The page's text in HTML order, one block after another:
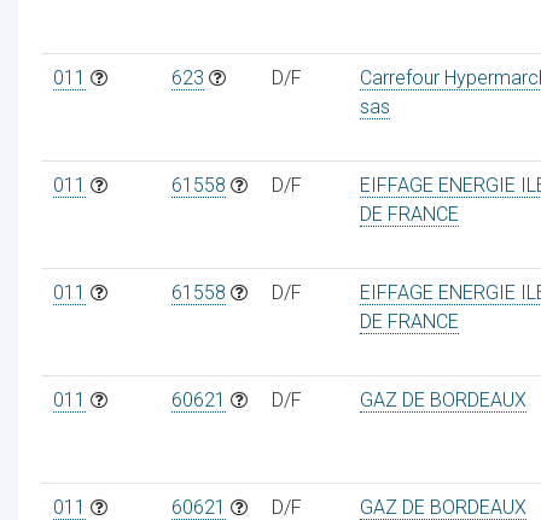
011 623 D/F
Carrefour
sas
011 61558 D/F
EIFFAGE ENERGIE
DE FRANCE
011 61558 D/F
EIFFAGE ENERGIE
DE FRANCE
011 60621 D/F GAZ DE BORDEAUX
011 60621 D/F GAZ DE BORDEAUX